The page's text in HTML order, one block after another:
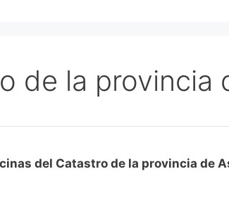
de la provincia
del Catastro de la provincia de